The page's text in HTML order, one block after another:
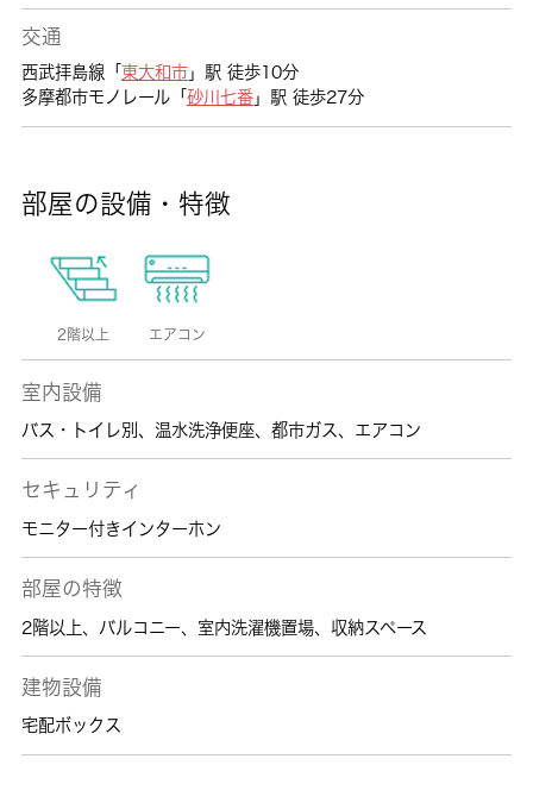
交通
西武拝島線「 東大和市」駅 徒歩10分
多摩都市モノレール「 砂川七番」駅 徒歩27分
部屋の設備・特徴
2階以上 エアコン
室内設備
バス・トイレ別 、 温水洗浄便座、 都市ガス、 エアコン
セキュリティ
モニター付きインターホン
部屋の特徴
2階以上、 バルコニー、 室内洗濯機置場、 収納スペース
建物設備
宅配ボックス